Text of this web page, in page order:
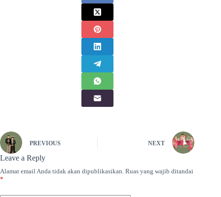
PREVIOUS NEXT
Leave a Reply
Alamat email Anda tidak akan dipublikasikan. Ruas yang wajib ditandai
*